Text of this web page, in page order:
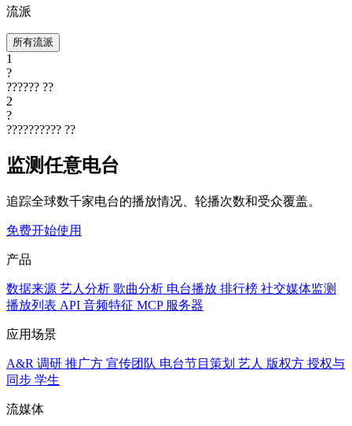
流派
所有流派
1
?
?????? ??
2
?
?????????? ??
监测任意电台
追踪全球数千家电台的播放情况、轮播次数和受众覆盖。
免费开始使用
产品
数据来源 艺人分析 歌曲分析 电台播放 排行榜 社交媒体监测
播放列表 API 音频特征 MCP 服务器
应用场景
A&R 调研 推广方 宣传团队 电台节目策划 艺人 版权方 授权与
同步 学生
流媒体